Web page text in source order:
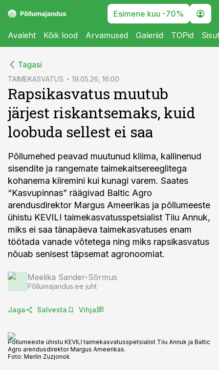
Esimene kuu -70%
Avaleht Kõik lood Arvamused Galeriid TOPid
Tagasi
TAIMEKASVATUS 19.05.26, 16:00
Rapsikasvatus muutub
järjest riskantsemaks, kuid
loobuda sellest ei saa
Põllumehed peavad muutunud kliima, kallinenud
sisendite ja rangemate taimekaitsereeglitega
kohanema kiiremini kui kunagi varem. Saates
“Kasvupinnas” räägivad Baltic Agro
arendusdirektor Margus Ameerikas ja põllumeeste
ühistu KEVILI taimekasvatusspetsialist Tiiu Annuk,
miks ei saa tänapäeva taimekasvatuses enam
töötada vanade võtetega ning miks rapsikasvatus
nõuab senisest täpsemat agronoomiat.
Meelika Sander-Sõrmus
Põllumajandus.ee juht
Jaga Salvesta Vihja
Põllumeeste ühistu KEVILI taimekasvatusspetsialist Tiiu Annuk ja Baltic
Agro arendusdirektor Margus Ameerikas.
Foto: Merlin Zuzjonok